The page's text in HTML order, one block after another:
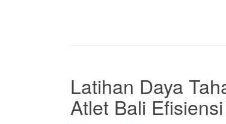
Latihan Daya
Atlet Bali